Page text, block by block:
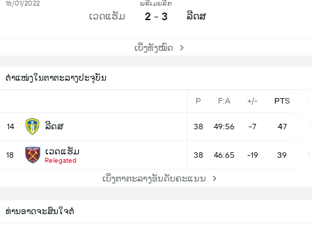
ຕຳແໜ່ງໃນຕາຕະລາງປະຈຸບັນ
P F:A +/- PTS
14 ລີດສ 38 49:56 -7 47
18 ເວດແຮັມ
Relegated
38 46:65 -19 39
ເບິ່ງຕາຕະລາງອັນດັບຄະແນນ
ເວດແຮັມ
ພຣີເມຍລີກ
2 - 3 ລີດສ
16/01/2022
ເບິ່ງທັງໝົດ
ທ່ານອາດຈະສົນໃຈຕໍ່